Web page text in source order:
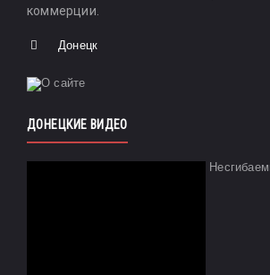
коммерции.
Донецк
ДОНЕЦКИЕ ВИДЕО